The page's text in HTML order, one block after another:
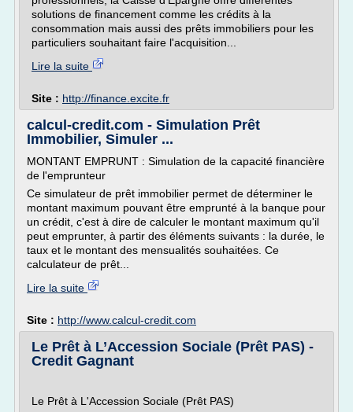
solutions de financement comme les crédits à la
consommation mais aussi des prêts immobiliers pour les
particuliers souhaitant faire l'acquisition...
Lire la suite
Site : http://finance.excite.fr
calcul-credit.com - Simulation Prêt
Immobilier, Simuler ...
MONTANT EMPRUNT : Simulation de la capacité financière
de l'emprunteur
Ce simulateur de prêt immobilier permet de déterminer le
montant maximum pouvant être emprunté à la banque pour
un crédit, c'est à dire de calculer le montant maximum qu'il
peut emprunter, à partir des éléments suivants : la durée, le
taux et le montant des mensualités souhaitées. Ce
calculateur de prêt...
Lire la suite
Site : http://www.calcul-credit.com
Le Prêt à L’Accession Sociale (Prêt PAS) -
Credit Gagnant
Le Prêt à L'Accession Sociale (Prêt PAS)